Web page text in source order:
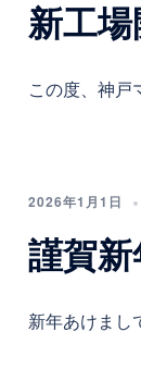
新工
この度、神
2026年1月1日
謹賀
新年あけま